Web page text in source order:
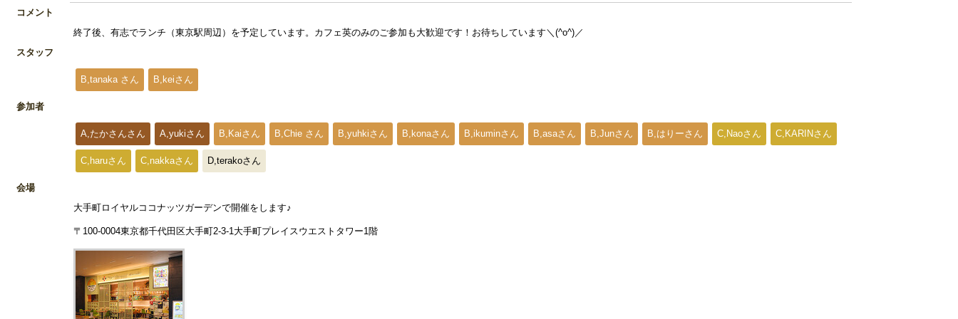
コメント
終了後、有志でランチ（東京駅周辺）を予定しています。カフェ英のみのご参加も大歓迎です！お待ちしています＼(^o^)／
スタッフ
B,tanaka さん B,keiさん
参加者
A,たかさんさん A,yukiさん B,Kaiさん B,Chie さん B,yuhkiさん B,konaさん B,ikuminさん B,asaさん B,Junさん B,はりーさん C,Naoさん C,KARINさん
C,haruさん C,nakkaさん D,terakoさん
会場
大手町ロイヤルココナッツガーデンで開催をします♪
〒100-0004東京都千代田区大手町2-3-1大手町プレイスウエストタワー1階